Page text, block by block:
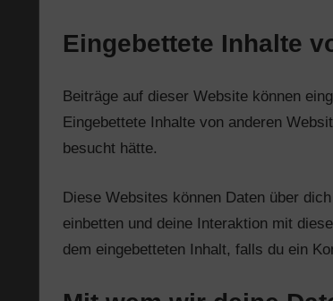
Eingebettete Inhalte
Beiträge auf dieser Website können
Eingebettete Inhalte von anderen
besucht hätte.
Diese Websites können Daten über
einbetten und deine Interaktion mit
dem eingebetteten Inhalt, falls du ein